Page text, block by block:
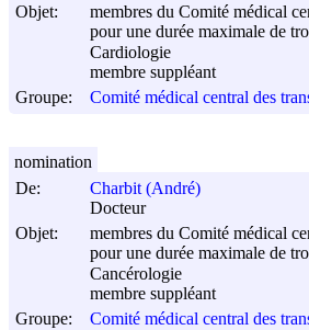
Objet:
membres du Comité médical
pour une durée maximale de
Cardiologie
membre suppléant
Groupe:
Comité médical central des
De:
Charbit (André)
Docteur
Objet:
membres du Comité médical
pour une durée maximale de
Cancérologie
membre suppléant
Groupe:
Comité médical central des
nomination